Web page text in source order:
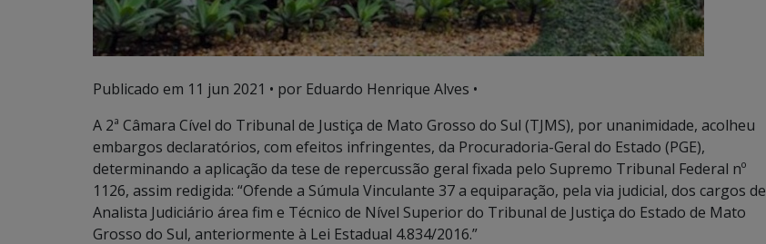
Publicado em 11 jun 2021 • por Eduardo Henrique Alves •
A 2ª Câmara Cível do Tribunal de Justiça de Mato Grosso do Sul (TJMS), por unanimidade, acolheu
embargos declaratórios, com efeitos infringentes, da Procuradoria-Geral do Estado (PGE),
determinando a aplicação da tese de repercussão geral fixada pelo Supremo Tribunal Federal nº
1126, assim redigida: “Ofende a Súmula Vinculante 37 a equiparação, pela via judicial, dos cargos de
Analista Judiciário área fim e Técnico de Nível Superior do Tribunal de Justiça do Estado de Mato
Grosso do Sul, anteriormente à Lei Estadual 4.834/2016.”